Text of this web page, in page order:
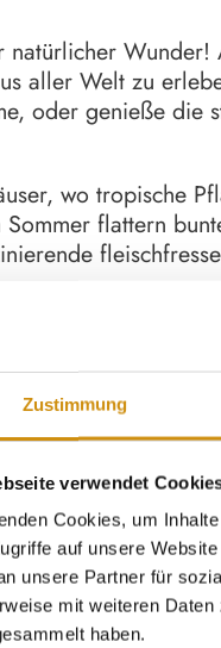
Zustimmung
verwendet
Cookies, um
auf unsere
unsere Partner für
mit weiteren
haben.
natürlicher
aller Welt zu
oder genieße die
wo tropische
flattern
Pflanzen
Komm vorbei und